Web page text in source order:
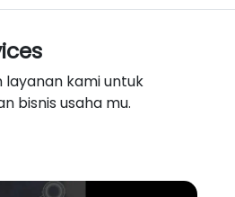
layanan kami untuk
bisnis usaha mu.